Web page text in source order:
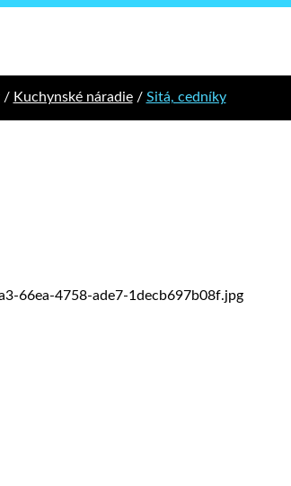
/ Kuchynské náradie / Sitá, cedníky